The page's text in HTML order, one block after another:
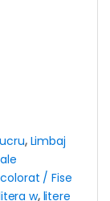
, Limbaj
/ Fise
w, litere